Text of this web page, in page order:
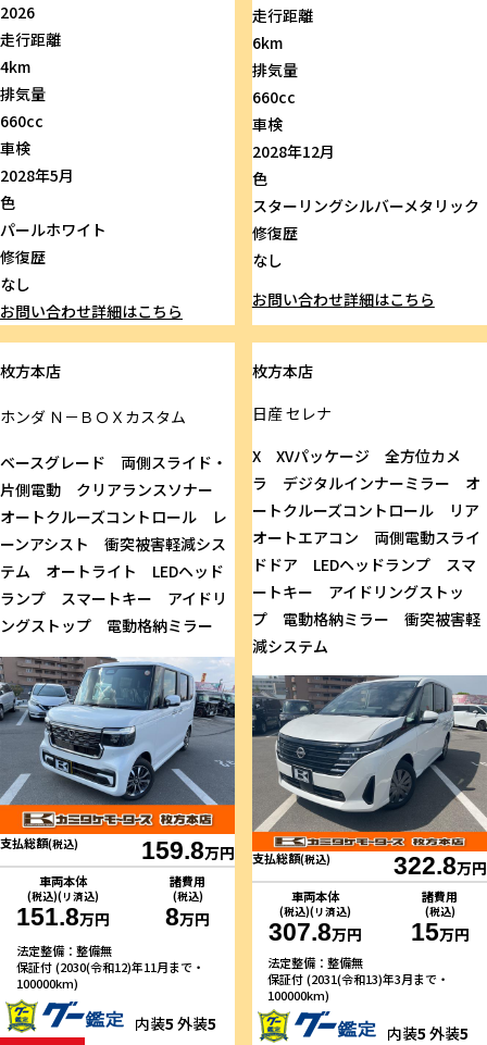
2026
走行距離
4km
排気量
660cc
車検
2028年5月
色
パールホワイト
修復歴
なし
お問い合わせ詳細はこちら
走行距離
6km
排気量
660cc
車検
2028年12月
色
スターリングシルバーメタリック
修復歴
なし
お問い合わせ詳細はこちら
枚方本店
ホンダ Ｎ－ＢＯＸカスタム
ベースグレード 両側スライド・
片側電動 クリアランスソナー
オートクルーズコントロール レ
ーンアシスト 衝突被害軽減シス
テム オートライト LEDヘッド
ランプ スマートキー アイドリ
ングストップ 電動格納ミラー
支払総額(税込) 159.8万円
車両本体
(税込)(リ済込)
151.8万円
諸費用
(税込)
8万円
法定整備：整備無
保証付 (2030(令和12)年11月まで・
100000km)
内装5 外装5
枚方本店
日産セレナ
X XVパッケージ 全方位カメ
ラ デジタルインナーミラー オ
ートクルーズコントロール リア
オートエアコン 両側電動スライ
ドドア LEDヘッドランプ スマ
ートキー アイドリングストッ
プ 電動格納ミラー 衝突被害軽
減システム
支払総額(税込) 322.8万円
車両本体
(税込)(リ済込)
307.8万円
諸費用
(税込)
15万円
法定整備：整備無
保証付 (2031(令和13)年3月まで・
100000km)
内装5 外装5